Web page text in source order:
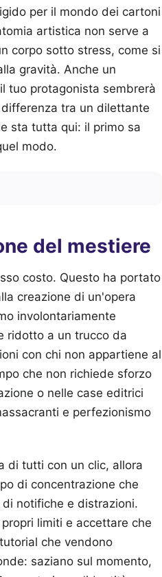
per il mondo dei cartoni
artistica non serve a
corpo sotto stress, come si
gravità. Anche un
tuo protagonista sembrerà
tra un dilettante
sta tutta qui: il primo sa
modo.
del mestiere
costo. Questo ha portato
creazione di un'opera
involontariamente
ridotto a un trucco da
con chi non appartiene al
che non richiede sforzo
o nelle case editrici
e perfezionismo
di tutti con un clic, allora
di concentrazione che
notifiche e distrazioni.
limiti e accettare che
che vendono
saziano sul momento,